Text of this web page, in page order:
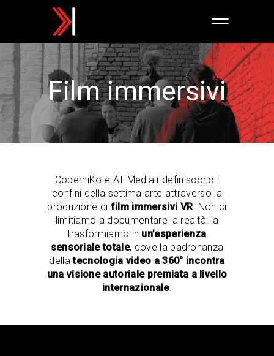
Film immersivi
CoperniKo e AT Media ridefiniscono i
confini della settima arte attraverso la
produzione di film immersivi VR. Non ci
limitiamo a documentare la realtà: la
trasformiamo in un’esperienza
sensoriale totale, dove la padronanza
dellatecnologia video a 360° incontra
una visione autoriale premiata a livello
internazionale.